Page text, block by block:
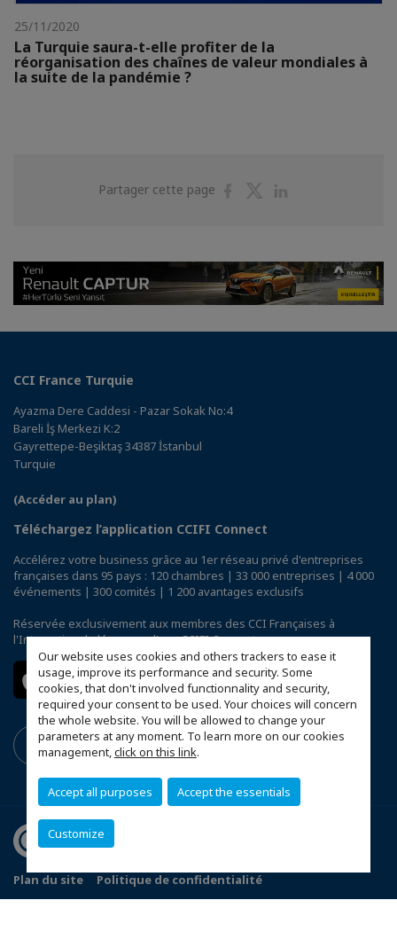
Our website uses cookies and others trackers to ease it
usage, improve its performance and security. Some
cookies, that don't involved functionnality and security,
required your consent to be used. Your choices will concern
the whole website. You will be allowed to change your
parameters at any moment. To learn more on our cookies
management,click on this link.
Accept all purposes Accept the essentials
Customize
25/11/2020
La Turquie saura-t-elle profiter de la
réorganisation des chaînes de valeur mondiales à
la suite de la pandémie ?
Partager cette page
PartagerPartager
CCI France Turquie
Ayazma Dere Caddesi - Pazar Sokak No:4
Bareli İş Merkezi K:2
Gayrettepe-Beşiktaş 34387 İstanbul
Turquie
(Accéder au plan)
Téléchargez l’application CCIFI Connect
Accélérez votre business grâce au 1er réseau privé d'entreprises
françaises dans 95 pays : 120 chambres | 33 000 entreprises | 4 000
événements | 300 comités | 1 200 avantages exclusifs
Réservée exclusivement aux membres des CCI Françaises à
l'International,découvrez l'app CCIFI Connect.
Plan du site
Politique de confidentialité